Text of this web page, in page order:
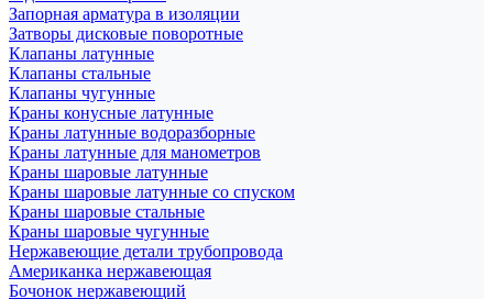
Запорная арматура в изоляции
Затворы дисковые поворотные
Клапаны латунные
Клапаны стальные
Клапаны чугунные
Краны конусные латунные
Краны латунные водоразборные
Краны латунные для манометров
Краны шаровые латунные
Краны шаровые латунные со спуском
Краны шаровые стальные
Краны шаровые чугунные
Нержавеющие детали трубопровода
Американка нержавеющая
Бочонок нержавеющий